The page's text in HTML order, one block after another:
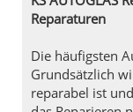
Reparaturen
Die häufigsten
Grundsätzlich
reparabel ist